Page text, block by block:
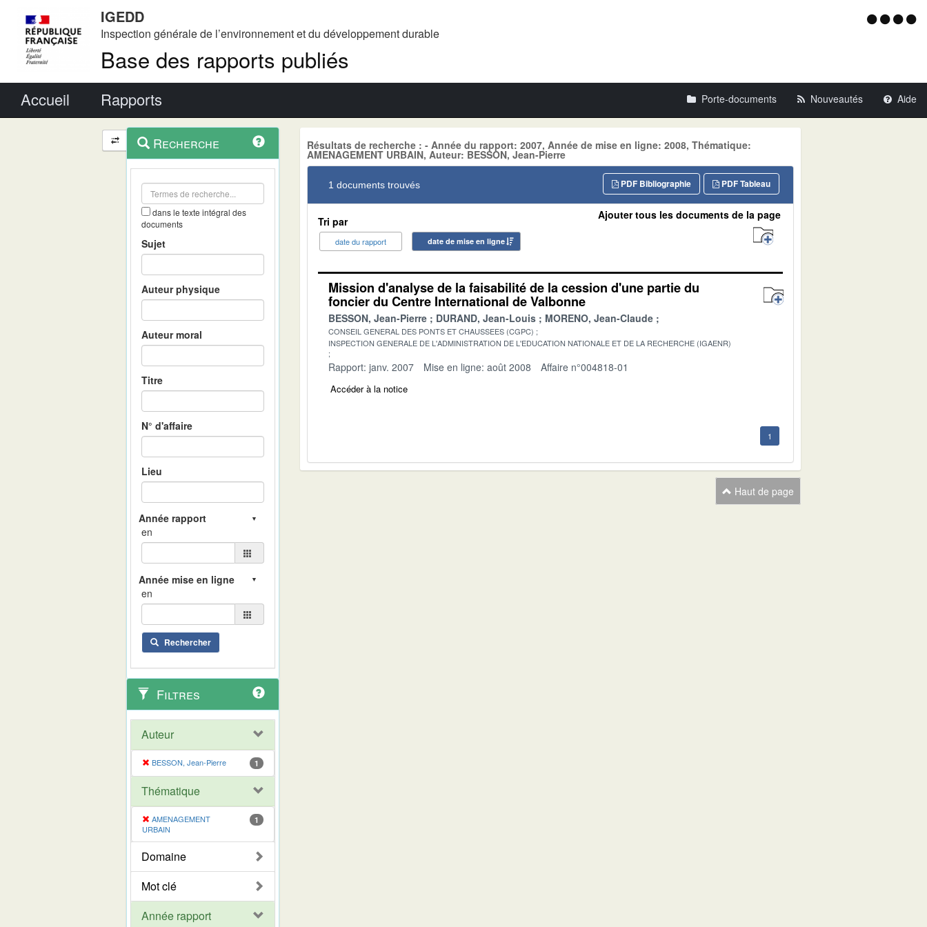
IGEDD
Inspection générale de l’environnement et du développement durable
Base des rapports publiés
Menu
Accueil Rapports Porte-documents Nouveautés Aide
Navigation
et
outils
contextuel
Recherche
dans le texte intégral des
documents
Sujet
Auteur physique
Auteur moral
Titre
N° d'affaire
Lieu
en
en
Rechercher
Filtres
Auteur
BESSON, Jean-Pierre 1
Thématique
AMENAGEMENT
URBAIN
1
Domaine
Mot clé
Année rapport
Résultats de recherche : - Année du rapport: 2007, Année de mise en ligne: 2008, Thématique:
AMENAGEMENT URBAIN, Auteur: BESSON, Jean-Pierre
1 documents trouvés PDF Tableau
PDF Bibliographie
Tri par
date du rapport date de mise en ligne
Ajouter tous les documents de la page
Mission d'analyse de la faisabilité de la cession d'une partie du
foncier du Centre International de Valbonne
BESSON, Jean-Pierre DURAND, Jean-Louis MORENO, Jean-Claude
CONSEIL GENERAL DES PONTS ET CHAUSSEES (CGPC)
INSPECTION GENERALE DE L'ADMINISTRATION DE L'EDUCATION NATIONALE ET DE LA RECHERCHE (IGAENR)
Rapport: janv. 2007 Mise en ligne: août 2008 Affaire n°004818-01
Accéder à la notice
1
Haut de page